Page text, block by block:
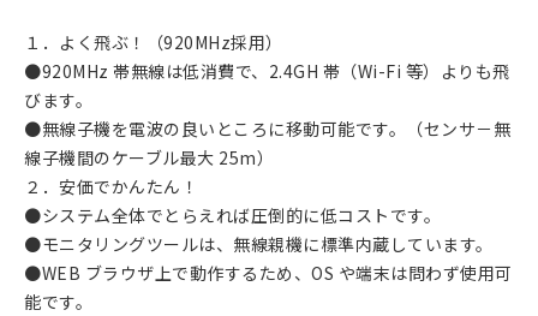
１．よく飛ぶ！（920MHz採用）
●920MHz 帯無線は低消費で、2.4GH 帯（Wi-Fi 等）よりも飛
びます。
●無線子機を電波の良いところに移動可能です。（センサ－無
線子機間のケーブル最大 25m）
２．安価でかんたん！
●システム全体でとらえれば圧倒的に低コストです。
●モニタリングツールは、無線親機に標準内蔵しています。
●WEB ブラウザ上で動作するため、OS や端末は問わず使用可
能です。